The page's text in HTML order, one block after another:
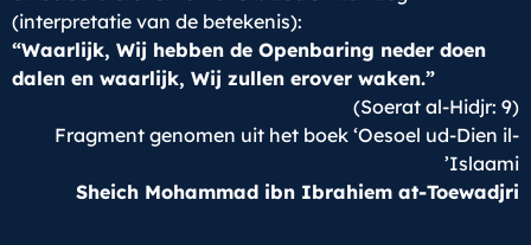
(interpretatie van de betekenis):
“Waarlijk, Wij hebben de Openbaring neder doen
dalen en waarlijk, Wij zullen erover waken.”
(Soerat al-Hidjr: 9)
Fragment genomen uit het boek ‘Oesoel ud-Dien il-
Islaami’
Sheich Mohammad ibn Ibrahiem at-Toewadjri